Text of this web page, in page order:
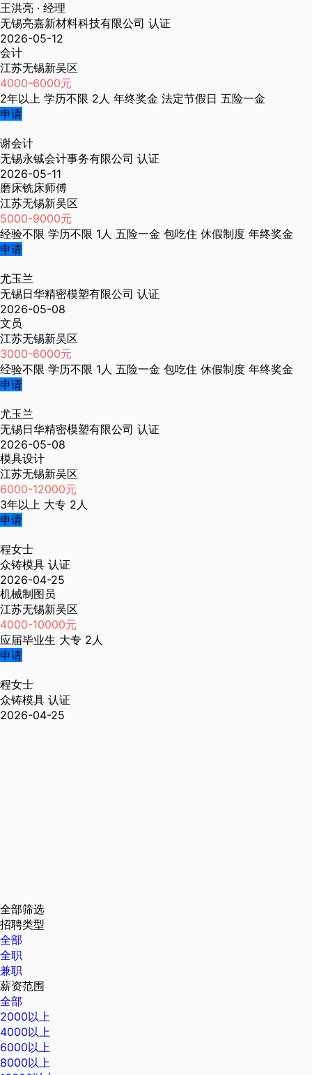
王洪亮 · 经理
无锡亮嘉新材料科技有限公司 认证
2026-05-12
会计
江苏无锡新吴区
4000-6000元
2年以上 学历不限 2人 年终奖金 法定节假日 五险一金
申请
谢会计
无锡永铖会计事务有限公司 认证
2026-05-11
磨床铣床师傅
江苏无锡新吴区
5000-9000元
经验不限 学历不限 1人 五险一金 包吃住 休假制度 年终奖金
申请
尤玉兰
无锡日华精密模塑有限公司 认证
2026-05-08
文员
江苏无锡新吴区
3000-6000元
经验不限 学历不限 1人 五险一金 包吃住 休假制度 年终奖金
申请
尤玉兰
无锡日华精密模塑有限公司 认证
2026-05-08
模具设计
江苏无锡新吴区
6000-12000元
3年以上 大专 2人
申请
程女士
众铸模具 认证
2026-04-25
机械制图员
江苏无锡新吴区
4000-10000元
应届毕业生 大专 2人
申请
程女士
众铸模具 认证
2026-04-25
全部筛选
招聘类型
全部
全职
兼职
薪资范围
全部
2000以上
4000以上
6000以上
8000以上